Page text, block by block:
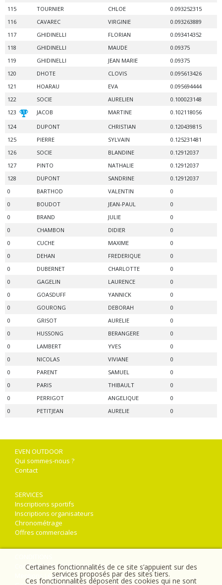
115
TOURNIER CHLOE
0.093252315
116
CAVAREC VIRGINIE
0.093263889
117
GHIDINELLI FLORIAN
0.093414352
118
GHIDINELLI MAUDE
0.09375
119
GHIDINELLI JEAN MARIE
0.09375
120
DHOTE CLOVIS
0.095613426
121
HOARAU EVA
0.095694444
122
SOCIE AURELIEN
0.100023148
123
JACOB MARTINE
0.102118056
124
DUPONT CHRISTIAN
0.120439815
125
PIERRE SYLVAIN
0.125231481
126
SOCIE BLANDINE
0.12912037
127
PINTO NATHALIE
0.12912037
128
DUPONT SANDRINE
0.12912037
0
BARTHOD VALENTIN
0
0
BOUDOT JEAN-PAUL
0
0
BRAND JULIE
0
0
CHAMBON DIDIER
0
0
CUCHE MAXIME
0
0
DEHAN FREDERIQUE
0
0
DUBERNET CHARLOTTE
0
0
GAGELIN LAURENCE
0
0
GOASDUFF YANNICK
0
0
GOURONG DEBORAH
0
0
GRISOT AURELIE
0
0
HUSSONG BERANGERE
0
0
LAMBERT YVES
0
0
NICOLAS VIVIANE
0
0
PARENT SAMUEL
0
0
PARIS THIBAULT
0
0
PERRIGOT ANGELIQUE
0
0
PETITJEAN AURELIE 0
EVEN OUTDOOR
Qui sommes-nous ?
Contact
SERVICES
Inscriptions sportifs
Inscriptions organisateurs
Chronométrage
Offres commerciales
Conditions générales de vente
Mentions Légales
Certaines fonctionnalités de ce site s’appuient sur des
services proposés par des sites tiers.
Ces fonctionnalités déposent des cookies qui ne sont